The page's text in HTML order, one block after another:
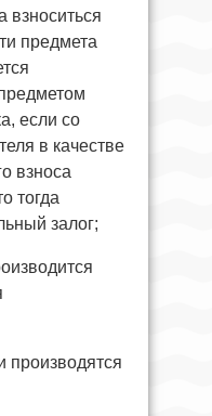
взноситься
предмета
если со
в качестве
взноса
тогда
залог;